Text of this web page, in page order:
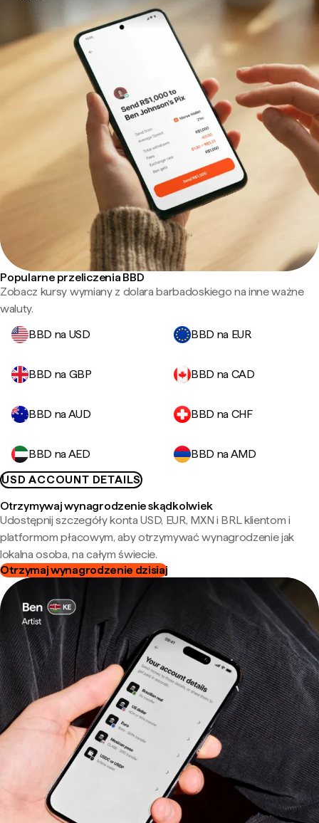
Popularne przeliczenia BBD
Zobacz kursy wymiany z dolara barbadoskiego na inne ważne
waluty.
BBD na USD
BBD na EUR
BBD na GBP BBD na CAD
BBD na AUD BBD na CHF
BBD na AED
BBD na AMD
USD ACCOUNT DETAILS
Otrzymywaj wynagrodzenie skądkolwiek
Udostępnij szczegóły konta USD, EUR, MXN i BRL klientom i
platformom płacowym, aby otrzymywać wynagrodzenie jak
lokalna osoba, na całym świecie.
Otrzymaj wynagrodzenie dzisiaj